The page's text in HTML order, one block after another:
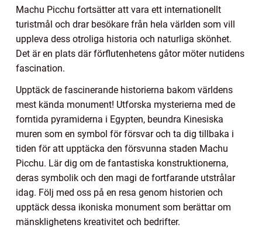
Machu Picchu fortsätter att vara ett internationellt
turistmål och drar besökare från hela världen som vill
uppleva dess otroliga historia och naturliga skönhet.
Det är en plats där förflutenhetens gåtor möter nutidens
fascination.
Upptäck de fascinerande historierna bakom världens
mest kända monument! Utforska mysterierna med de
forntida pyramiderna i Egypten, beundra Kinesiska
muren som en symbol för försvar och ta dig tillbaka i
tiden för att upptäcka den försvunna staden Machu
Picchu. Lär dig om de fantastiska konstruktionerna,
deras symbolik och den magi de fortfarande utstrålar
idag. Följ med oss på en resa genom historien och
upptäck dessa ikoniska monument som berättar om
mänsklighetens kreativitet och bedrifter.